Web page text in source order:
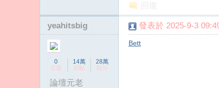
yeahitsbig
0
主題
14萬
回帖
28萬
積分
論壇元老
發表於 2025-9-3
Bett